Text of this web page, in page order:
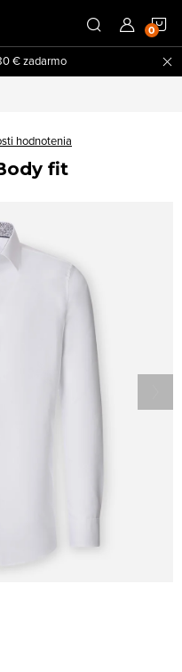
€ zadarmo
hodnotenia
fit